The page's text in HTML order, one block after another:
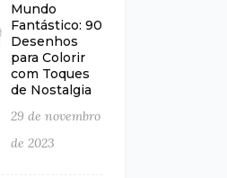
Mundo
Fantástico: 90
Desenhos
para Colorir
com Toques
de Nostalgia
29 de novembro
de 2023